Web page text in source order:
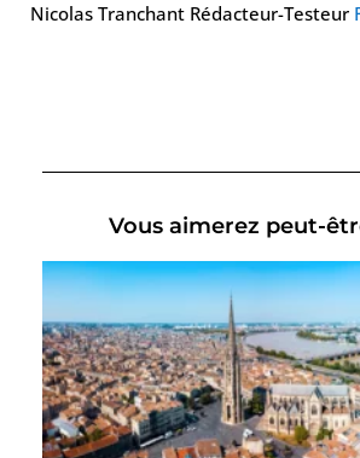
Nicolas Tranchant Rédacteur-Testeur
Vous aimerez peut-